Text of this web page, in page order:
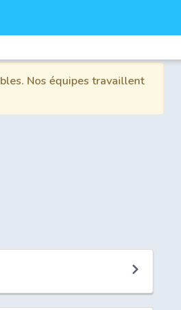
Nos équipes travaillent